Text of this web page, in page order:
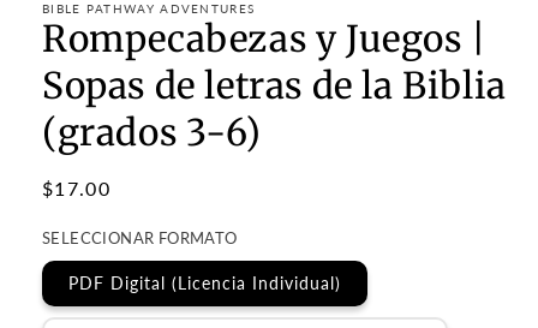
BIBLE PATHWAY ADVENTURES
Rompecabezas y Juegos |
Sopas de letras de la Biblia
(grados 3-6)
Regular
$17.00
SELECCIONAR FORMATO
PDF Digital (Licencia Individual)